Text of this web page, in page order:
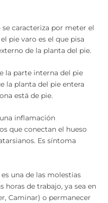
se caracteriza por meter el
pie varo es el que pisa
de la planta del pie.
la parte interna del pie
la planta del pie entera
está de pie.
inflamación
que conectan el hueso
Es síntoma
una de las molestias
horas de trabajo, ya sea en
Caminar) o permanecer